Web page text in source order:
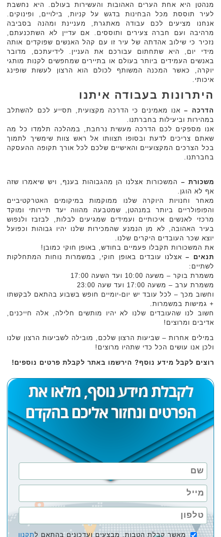
מנהטן היא אחת הערים האהובות והעשירות בעולם. היא נחשבת
לעיר תוססת מכל הבחינות בדגש על קניות, בילויים, ופינוקים.
אנחנו מציעים לכם עבודה מאתגרת, מעניינת ומהנה בסביבה
מרהיבה ועם חברה צעירים ותוססים. אם עדיין לא השתכנעתם,
נזכיר כי שילוב אהדתה של עיר זו עם קהל האנשים שפוקדים אותה
מידי יום, היא שתחתום עבורכם את העניין. לידיעתכם, מדובר
באנשים העמידים ביותר בעולם או בתיירים שמחפשים לקנות מותגי
יוקרה, כאשר המכנה המשותף לכולם הוא הרצון לעשות שופינג
איכותי.
היתרונות בעבודה איתנו
הדרכה – אנו מאמינים כי הדרכה מקצועית, תסייע לכם להשתלב
במהירות וביעילות בחברתנו.
אנו מספקים לכם הדרכה מעשית נרחבת, במהלכה תלמדו כל מה
שאתם צריכים לדעת ובסופו תצוותו אל ראש צוות שימשיך לתמוך
בכל הצרכים המקצועיים והאישיים שלכם לכל אורך תקופה ההעסקה
בחברתנו.
משכורת – המשכורות אצלנו הן מהגבוהות בענף, ויש שיאמרו שזה
אף לא הוגן.
מאחר וחנויות היוקרה שלנו ממוקמות במיקומים האטרקטיביים
והפופולריים ביותר במנהטן, שמטבעה מהווה יעד תיירותי ומוקד
מרכזי לאנשים איכותיים ועמידים שמגיעים לבלות, לבזבז ולנפוש
בעיר האהובה, לא מן הנמנע שהמכירות שלנו יהיו גבוהות וכפועל
יוצא שכר העובדים היקרים שלנו.
את המשכורות תקבלו פעמיים בחודש, באופן חוקי כמובן!
תנאים
– אצלנו עובדים באופן חוקי, במשמרות נוחות המתחלקות
לשתיים:
משמרת בוקר – משעה 10:00 ועד השעה 17:00
משמרת ערב – משעה 17:00 ועד שעה 23:00
וחשוב מכך – לכל עובד יש יום-יומיים חופש בשבוע בהתאם לבקשתו
+ גמישות במשמרות.
חשוב לנו שהעובדים שלנו לא יהיו מותשים חלילה, אלה חייכנים,
אדיבים ומרוצים!
במילים אחרות – שביעות הרצון שלכם, מובילה לשביעות הרצון שלנו
ולכן אנו עושים הכל כדי שתהיו מרוצים!
רוצים לקבל מידע נוסף? הירשמו באתר לקבלת פרטים נוספים!‏
מאשר קבלת הטבות, מבצעים ועדכונים בהתאם לתקנון